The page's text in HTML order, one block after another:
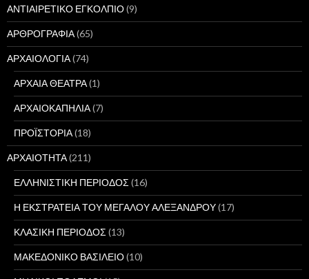
ΑΝΤΙΑΙΡΕΤΙΚΟ ΕΓΚΟΛΠΙΟ(9)
ΑΡΘΡΟΓΡΑΦΙΑ(65)
ΑΡΧΑΙΟΛΟΓΙΑ(74)
ΑΡΧΑΙΑ ΘΕΑΤΡΑ(1)
ΑΡΧΑΙΟΚΑΠΗΛΙΑ(7)
ΠΡΟΪΣΤΟΡΙΑ(18)
ΑΡΧΑΙΟΤΗΤΑ(211)
ΕΛΛΗΝΙΣΤΙΚΗ ΠΕΡΙΟΔΟΣ (16)
Η ΕΚΣΤΡΑΤΕΙΑ ΤΟΥ ΜΕΓΑΛΟΥ ΑΛΕΞΑΝΔΡΟΥ(17)
ΚΛΑΣΙΚΗ ΠΕΡΙΟΔΟΣ (13)
ΜΑΚΕΔΟΝΙΚΟ ΒΑΣΙΛΕΙΟ(10)